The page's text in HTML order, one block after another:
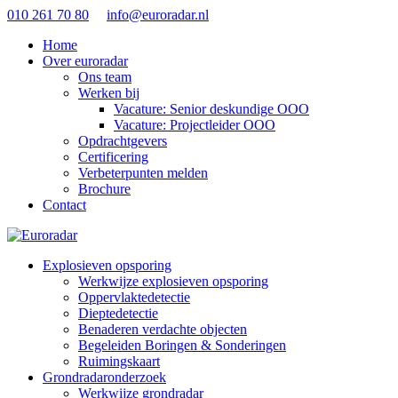
010 261 70 80
info@euroradar.nl
Home
Over euroradar
Ons team
Werken bij
Vacature: Senior deskundige OOO
Vacature: Projectleider OOO
Opdrachtgevers
Certificering
Verbeterpunten melden
Brochure
Contact
Explosieven opsporing
Werkwijze explosieven opsporing
Oppervlaktedetectie
Dieptedetectie
Benaderen verdachte objecten
Begeleiden Boringen & Sonderingen
Ruimingskaart
Grondradaronderzoek
Werkwijze grondradar